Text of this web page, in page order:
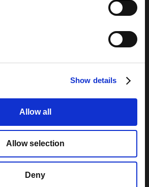
Show details
Allow all
Allow selection
Deny
y espesores para que los arquitectos
y versatilidad mayores en las
especiales en los que el carácter, la